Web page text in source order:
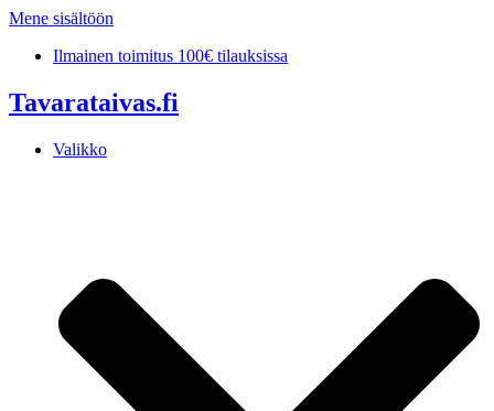
Mene sisältöön
Ilmainen toimitus 100€ tilauksissa
Tavarataivas.fi
Valikko